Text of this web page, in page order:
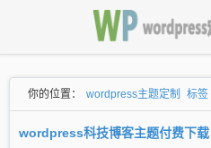
你的位置： wordpress主题定制 标签
wordpress科技博客主题付费下载